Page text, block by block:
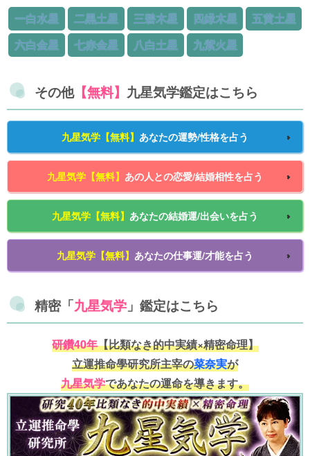
一白水星 二黒土星 三碧木星 四緑木星
五黄土星
六白金星
七赤金星 八白土星 九紫火星
その他【無料】 九星気学鑑定はこちら
九星気学【無料】 あなたの運勢/性格を占う
九星気学【無料】 あの人との恋愛/結婚相性を占う
九星気学【無料】 あなたの結婚運/出会いを占う
九星気学【無料】 あなたの仕事運/才能を占う
精密「九星気学 」鑑定はこちら
研鑽40年【比類なき的中実績×精密命理】
立運推命學研究所主宰の菜奈実が
九星気学であなたの運命を導きます。